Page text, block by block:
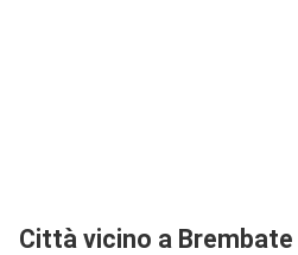
Città vicino a Brembate